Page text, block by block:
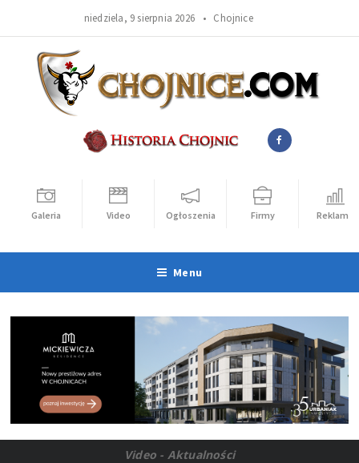
niedziela, 9 sierpnia 2026 • Chojnice
Galeria Video Ogłoszenia Firmy Reklama
Menu
Video - Aktualności